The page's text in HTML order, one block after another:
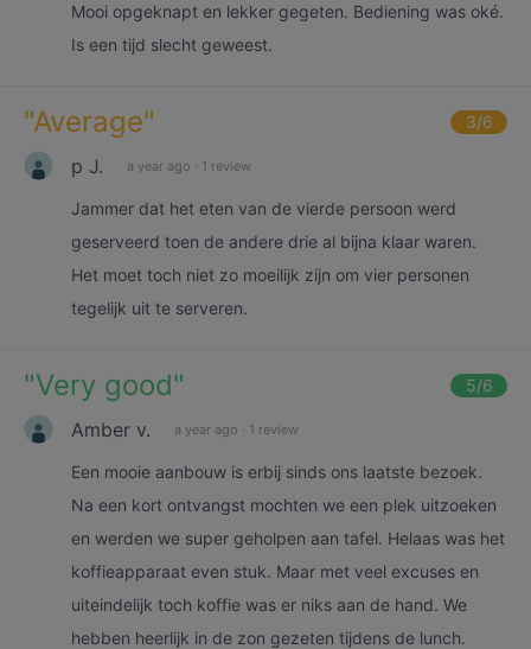
Mooi opgeknapt en lekker gegeten. Bediening was oké.
Is een tijd slecht geweest.
"Average" 3/6
p J. a year ago · 1 review
Jammer dat het eten van de vierde persoon werd
geserveerd toen de andere drie al bijna klaar waren.
Het moet toch niet zo moeilijk zijn om vier personen
tegelijk uit te serveren.
"Very good" 5/6
Amber v. a year ago · 1 review
Een mooie aanbouw is erbij sinds ons laatste bezoek.
Na een kort ontvangst mochten we een plek uitzoeken
en werden we super geholpen aan tafel. Helaas was het
koffieapparaat even stuk. Maar met veel excuses en
uiteindelijk toch koffie was er niks aan de hand. We
hebben heerlijk in de zon gezeten tijdens de lunch.